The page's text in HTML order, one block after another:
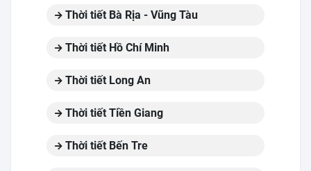
Thời tiết Bà Rịa - Vũng Tàu
Thời tiết Hồ Chí Minh
Thời tiết Long An
Thời tiết Tiền Giang
Thời tiết Bến Tre